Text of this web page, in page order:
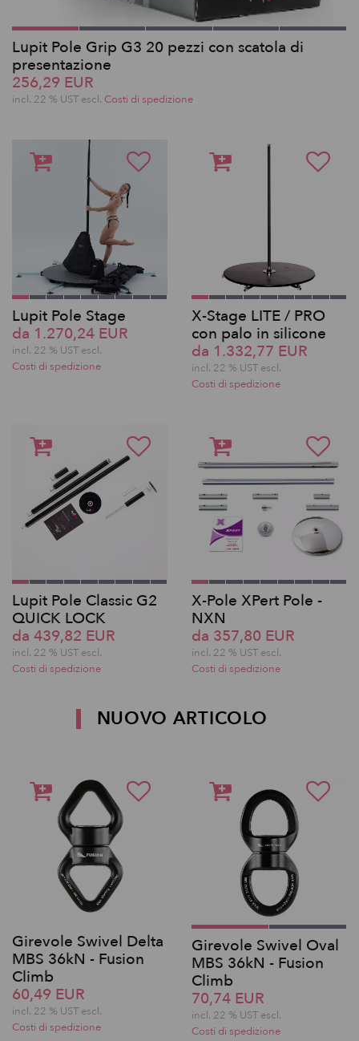
Lupit Pole Grip G3 20 pezzi con scatola di
presentazione
256,29 EUR
incl. 22 % UST escl. Costi di spedizione
Lupit Pole Stage
da 1.270,24 EUR
incl. 22 % UST escl.
Costi di spedizione
X-Stage LITE / PRO
con palo in silicone
da 1.332,77 EUR
incl. 22 % UST escl.
Costi di spedizione
Lupit Pole Classic G2
QUICK LOCK
da 439,82 EUR
incl. 22 % UST escl.
Costi di spedizione
X-Pole XPert Pole -
NXN
da 357,80 EUR
incl. 22 % UST escl.
Costi di spedizione
NUOVO ARTICOLO
Girevole Swivel Delta
MBS 36kN - Fusion
Climb
60,49 EUR
incl. 22 % UST escl.
Costi di spedizione
Girevole Swivel Oval
MBS 36kN - Fusion
Climb
70,74 EUR
incl. 22 % UST escl.
Costi di spedizione